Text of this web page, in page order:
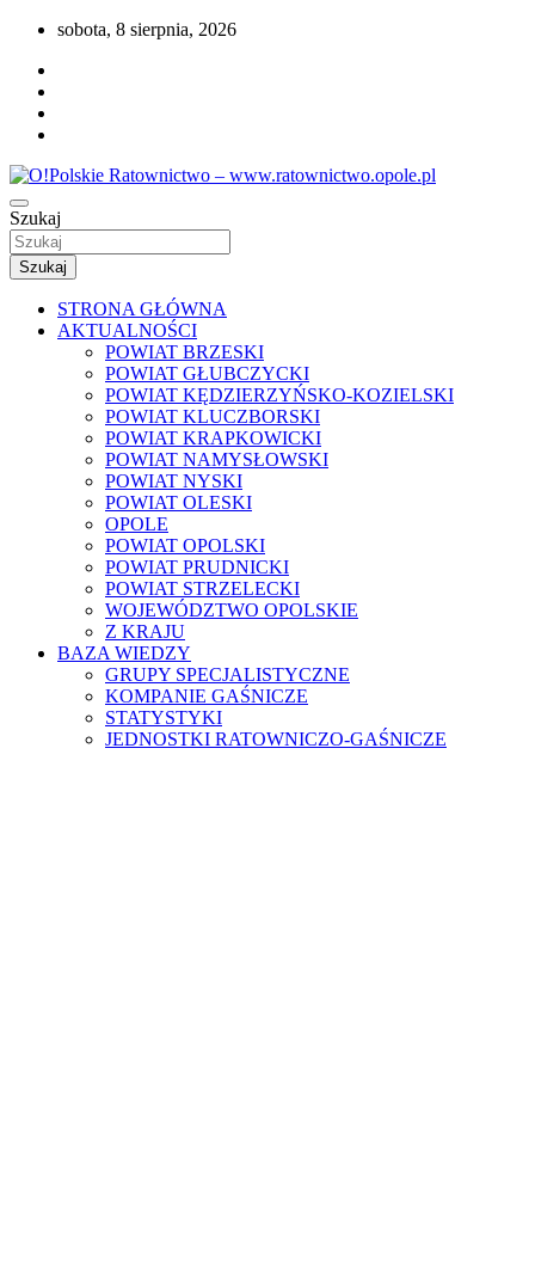
Przejdź
treści
sobota, 8 sierpnia, 2026
O!Polskie Ratownictwo –
www.ratownictwo.opole.pl
Portal opolskiego i polskiego ratownictwa.
Szukaj
Szukaj
STRONA GŁÓWNA
AKTUALNOŚCI
POWIAT BRZESKI
POWIAT GŁUBCZYCKI
POWIAT KĘDZIERZYŃSKO-KOZIELSKI
POWIAT KLUCZBORSKI
POWIAT KRAPKOWICKI
POWIAT NAMYSŁOWSKI
POWIAT NYSKI
POWIAT OLESKI
OPOLE
POWIAT OPOLSKI
POWIAT PRUDNICKI
POWIAT STRZELECKI
WOJEWÓDZTWO OPOLSKIE
Z KRAJU
BAZA WIEDZY
GRUPY SPECJALISTYCZNE
KOMPANIE GAŚNICZE
STATYSTYKI
JEDNOSTKI RATOWNICZO-GAŚNICZE